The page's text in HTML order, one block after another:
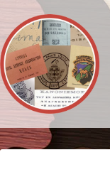
Μετάβαση
περιεχόμενο